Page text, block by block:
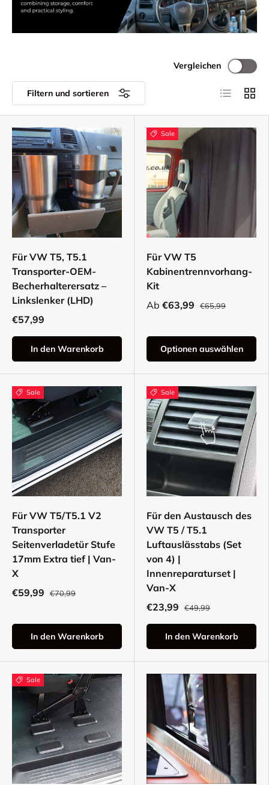
Filtern und sortieren
Vergleichen
Für VW T5, T5.1
Transporter-OEM-
Becherhalterersatz –
Linkslenker (LHD)
€57,99
In den Warenkorb
Sale
Für VW T5
Kabinentrennvorhang-
Kit
Ab €63,99 €65,99
Optionen auswählen
Sale
Für VW T5/T5.1 V2
Transporter
Seitenverladetür Stufe
17mm Extra tief | Van-
X
€59,99
€70,99
In den Warenkorb
Sale
Für den Austausch des
VW T5 / T5.1
Luftauslässtabs (Set
von 4) |
Innenreparaturset |
Van-X
€23,99
€49,99
In den Warenkorb
Sale